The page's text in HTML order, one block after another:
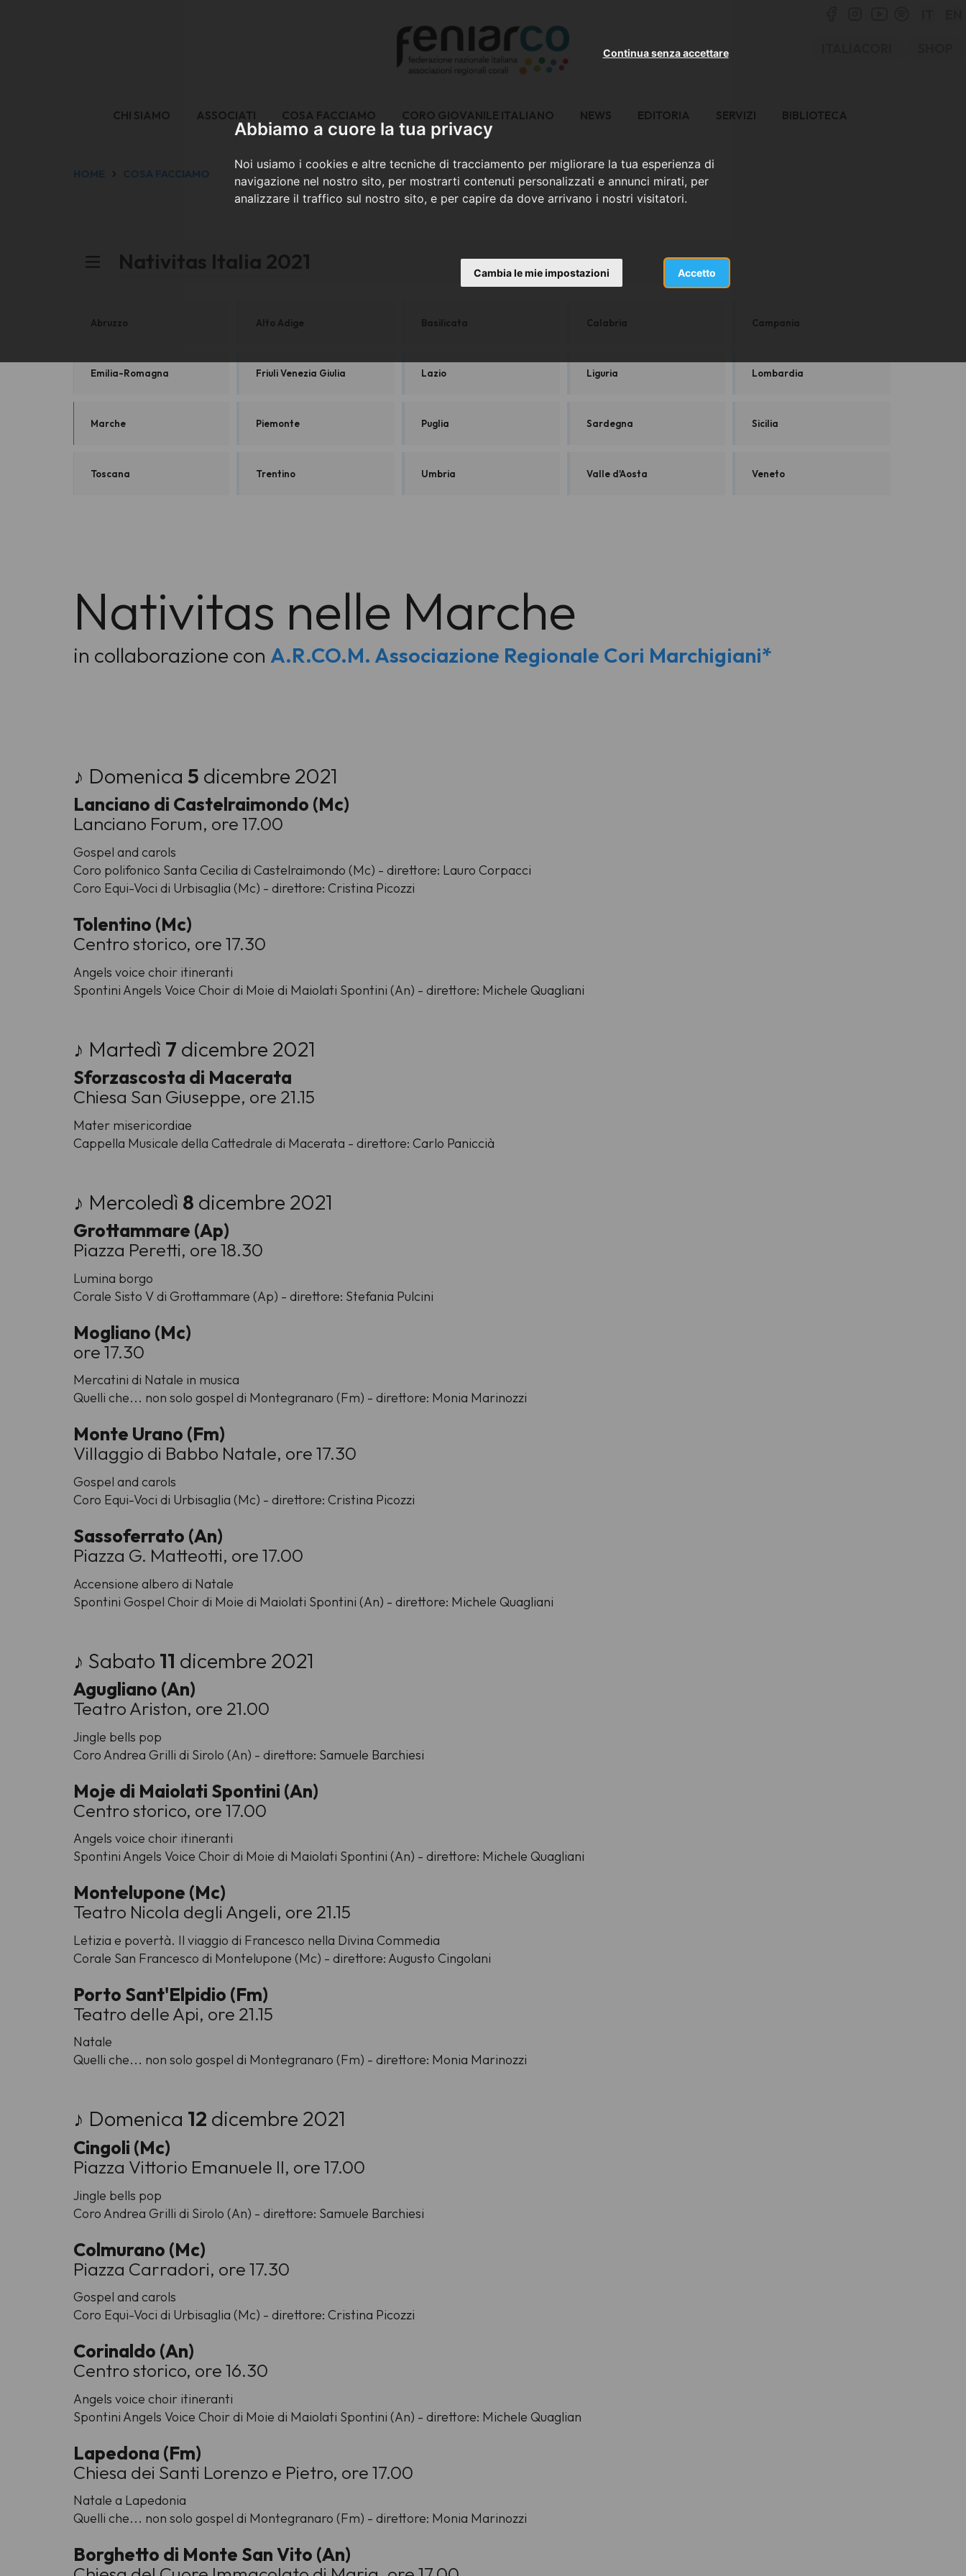
Abbiamo a cuore la tua privacy
Noi usiamo i cookies e altre tecniche di tracciamento per migliorare la tua esperienza di
navigazione nel nostro sito, per mostrarti contenuti personalizzati e annunci mirati, per
analizzare il traffico sul nostro sito, e per capire da dove arrivano i nostri visitatori.
Accetto
Continua senza accettare
Cambia le mie impostazioni
CHI SIAMO ASSOCIATI COSA FACCIAMO CORO GIOVANILE ITALIANO NEWS EDITORIA SERVIZI BIBLIOTECA
HOME COSA FACCIAMO
Nativitas Italia 2021
Abruzzo Alto Adige Basilicata Calabria Campania
Emilia-Romagna Friuli Venezia Giulia Lazio Liguria Lombardia
Marche Piemonte Puglia Sardegna Sicilia
Toscana Trentino Umbria Valle d'Aosta Veneto
Nativitas nelle Marche
in collaborazione con A.R.CO.M. Associazione Regionale Cori Marchigiani*
♪ Domenica 5 dicembre 2021
Lanciano di Castelraimondo (Mc)
Lanciano Forum, ore 17.00
Gospel and carols
Coro polifonico Santa Cecilia di Castelraimondo (Mc) - direttore: Lauro Corpacci
Coro Equi-Voci di Urbisaglia (Mc) - direttore: Cristina Picozzi
Tolentino (Mc)
Centro storico, ore 17.30
Angels voice choir itineranti
Spontini Angels Voice Choir di Moie di Maiolati Spontini (An) - direttore: Michele Quagliani
♪ Martedì 7 dicembre 2021
Sforzascosta di Macerata
Chiesa San Giuseppe, ore 21.15
Mater misericordiae
Cappella Musicale della Cattedrale di Macerata - direttore: Carlo Paniccià
♪ Mercoledì 8 dicembre 2021
Grottammare (Ap)
Piazza Peretti, ore 18.30
Lumina borgo
Corale Sisto V di Grottammare (Ap) - direttore: Stefania Pulcini
Mogliano (Mc)
ore 17.30
Mercatini di Natale in musica
Quelli che... non solo gospel di Montegranaro (Fm) - direttore: Monia Marinozzi
Monte Urano (Fm)
Villaggio di Babbo Natale, ore 17.30
Gospel and carols
Coro Equi-Voci di Urbisaglia (Mc) - direttore: Cristina Picozzi
Sassoferrato (An)
Piazza G. Matteotti, ore 17.00
Accensione albero di Natale
Spontini Gospel Choir di Moie di Maiolati Spontini (An) - direttore: Michele Quagliani
♪ Sabato 11 dicembre 2021
Agugliano (An)
Teatro Ariston, ore 21.00
Jingle bells pop
Coro Andrea Grilli di Sirolo (An) - direttore: Samuele Barchiesi
Moje di Maiolati Spontini (An)
Centro storico, ore 17.00
Angels voice choir itineranti
Spontini Angels Voice Choir di Moie di Maiolati Spontini (An) - direttore: Michele Quagliani
Montelupone (Mc)
Teatro Nicola degli Angeli, ore 21.15
Letizia e povertà. Il viaggio di Francesco nella Divina Commedia
Corale San Francesco di Montelupone (Mc) - direttore: Augusto Cingolani
Porto Sant'Elpidio (Fm)
Teatro delle Api, ore 21.15
Natale
Quelli che... non solo gospel di Montegranaro (Fm) - direttore: Monia Marinozzi
♪ Domenica 12 dicembre 2021
Cingoli (Mc)
Piazza Vittorio Emanuele II, ore 17.00
Jingle bells pop
Coro Andrea Grilli di Sirolo (An) - direttore: Samuele Barchiesi
Colmurano (Mc)
Piazza Carradori, ore 17.30
Gospel and carols
Coro Equi-Voci di Urbisaglia (Mc) - direttore: Cristina Picozzi
Corinaldo (An)
Centro storico, ore 16.30
Angels voice choir itineranti
Spontini Angels Voice Choir di Moie di Maiolati Spontini (An) - direttore: Michele Quaglian
Lapedona (Fm)
Chiesa dei Santi Lorenzo e Pietro, ore 17.00
Natale a Lapedonia
Quelli che... non solo gospel di Montegranaro (Fm) - direttore: Monia Marinozzi
Borghetto di Monte San Vito (An)